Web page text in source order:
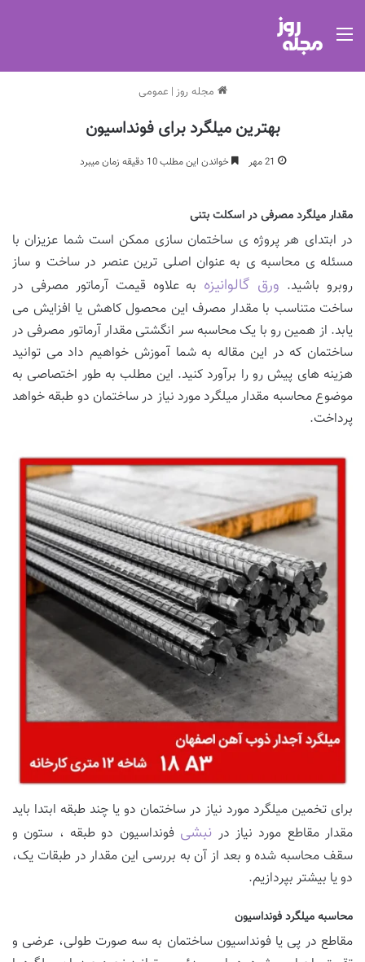
مجله روز | عمومی
بهترین میلگرد برای فونداسیون
21 مهر خواندن این مطلب 10 دقیقه زمان میبرد
مقدار میلگرد مصرفی در اسکلت بتنی
در ابتدای هر پروژه ی ساختمان سازی ممکن است شما عزیزان با
مسئله ی محاسبه ی به عنوان اصلی ترین عنصر در ساخت و ساز
روبرو باشید. ورق گالوانیزه به علاوه قیمت آرماتور مصرفی در
ساخت متناسب با مقدار مصرف این محصول کاهش یا افزایش می
یابد. از همین رو با یک محاسبه سر انگشتی مقدار آرماتور مصرفی در
ساختمان که در این مقاله به شما آموزش خواهیم داد می توانید
هزینه های پیش رو را برآورد کنید. این مطلب به طور اختصاصی به
موضوع محاسبه مقدار میلگرد مورد نیاز در ساختمان دو طبقه خواهد
پرداخت.
برای تخمین میلگرد مورد نیاز در ساختمان دو یا چند طبقه ابتدا باید
مقدار مقاطع مورد نیاز در نبشی فونداسیون دو طبقه ، ستون و
سقف محاسبه شده و بعد از آن به بررسی این مقدار در طبقات یک،
دو یا بیشتر بپردازیم.
محاسبه میلگرد فونداسیون
مقاطع در پی یا فونداسیون ساختمان به سه صورت طولی، عرضی و